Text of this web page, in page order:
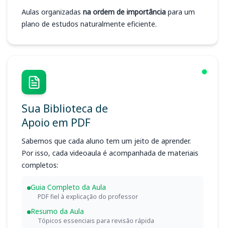
Aulas organizadas na ordem de importância para um
plano de estudos naturalmente eficiente.
Sua Biblioteca de
Apoio em PDF
Sabemos que cada aluno tem um jeito de aprender.
Por isso, cada videoaula é acompanhada de materiais
completos:
Guia Completo da Aula
PDF fiel à explicação do professor
Resumo da Aula
Tópicos essenciais para revisão rápida